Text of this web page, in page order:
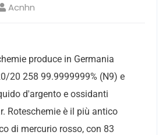
Acnhn
produce in Germania
20 258 99.9999999% (N9) e
d'argento e ossidanti
Roteschemie è il più antico
di mercurio rosso, con 83